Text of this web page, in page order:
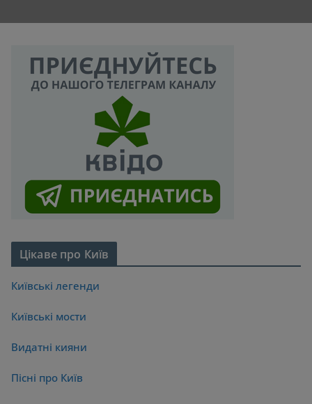
Цікаве про Київ
Київські легенди
Київські мости
Видатні кияни
Пісні про Київ